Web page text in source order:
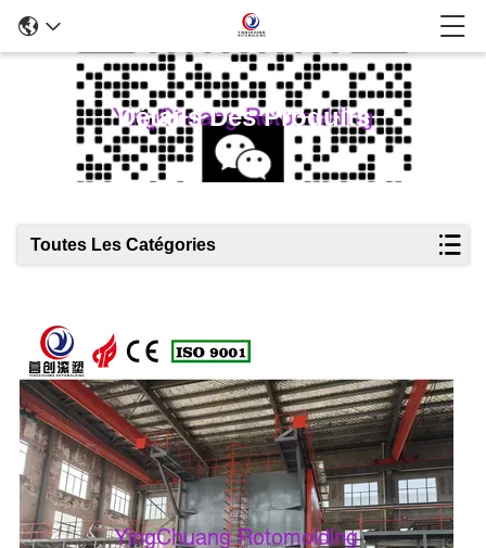
Détails Des Produits
Toutes Les Catégories